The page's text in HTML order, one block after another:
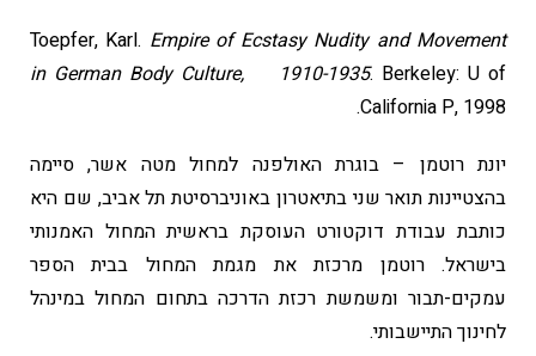
Toepfer, Karl. Empire of Ecstasy Nudity and Movement
in German Body Culture, 1910-1935. Berkeley: U of
California P, 1998.
יונת רוטמן – בוגרת האולפנה למחול מטה אשר, סיימה
בהצטיינות תואר שני בתיאטרון באוניברסיטת תל אביב, שם היא
כותבת עבודת דוקטורט העוסקת בראשית המחול האמנותי
בישראל. רוטמן מרכזת את מגמת המחול בבית הספר
עמקים-תבור ומשמשת רכזת הדרכה בתחום המחול במינהל
לחינוך התיישבותי.